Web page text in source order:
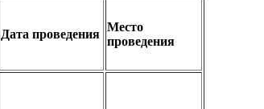
Дата проведения
Место
проведения